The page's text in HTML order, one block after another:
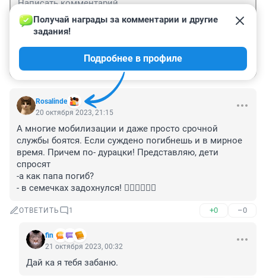
Rosalinde
Получай награды за комментарии и другие
задания!
Подробнее в профиле
20 октября 2023, 21:15
А многие мобилизации и даже просто срочной
службы боятся. Если суждено погибнешь и в мирное
время. Причем по- дурацки! Представляю, дети
спросят
-а как папа погиб?
- в семечках задохнулся! 🤦‍♀️🤦‍♀️🤦‍♀️
ОТВЕТИТЬ 1 +0 –0
fin
21 октября 2023, 00:32
Дай ка я тебя забаню.